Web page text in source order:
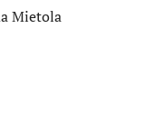
Mietola